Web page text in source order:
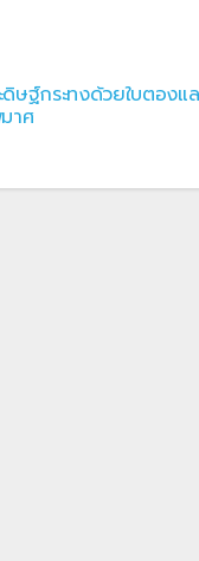
ษฐ์กระทงด้วยใบตองแ
าศ